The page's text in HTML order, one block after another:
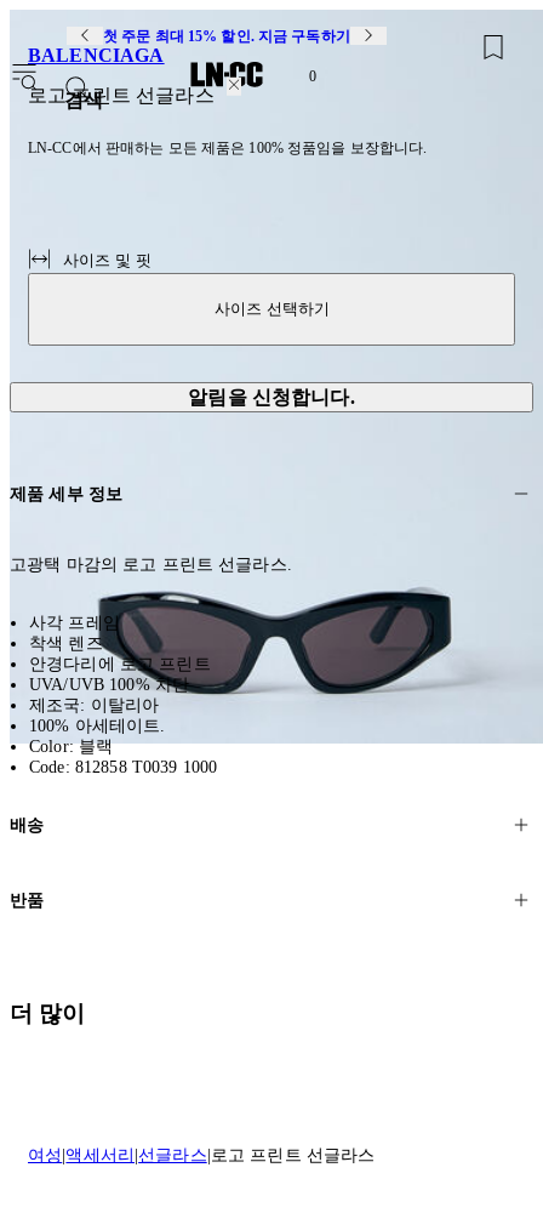
첫 주문 최대 15% 할인. 지금 구독하기
검색
0
BALENCIAGA
로고 프린트 선글라스
LN-CC에서 판매하는 모든 제품은 100% 정품임을 보장합니다.
사이즈 및 핏
사이즈 선택하기
알림을 신청합니다.
제품 세부 정보
고광택 마감의 로고 프린트 선글라스.
사각 프레임
착색 렌즈
안경다리에 로고 프린트
UVA/UVB 100% 차단
제조국: 이탈리아
100% 아세테이트.
Color: 블랙
Code: 812858 T0039 1000
배송
고객님의 위치에 따라 일반 배송과 익스프레스 배송을 제공합니다.
실 수 있습니다.
반품
배송일로부터 영업일 기준 30일 이내에 접수된 반품에 대해서는 기꺼
이 환불해 드리겠습니다.반품 상품은 원래 상태를 유지하고 반드시
더 많이
여성 액세서리 선글라스 로고 프린트 선글라스